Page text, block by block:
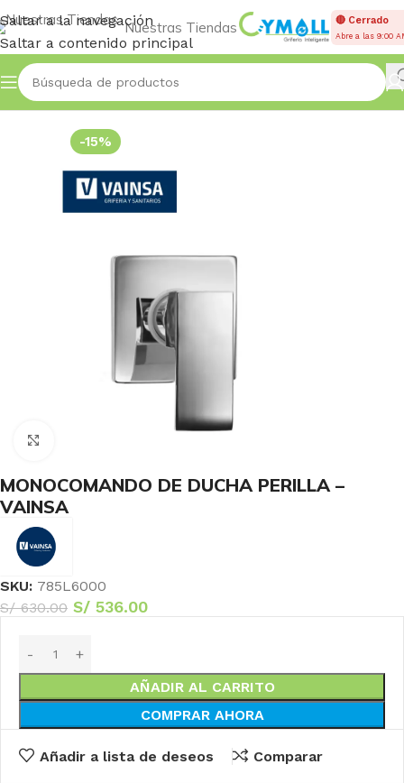
Saltar a la navegación
Saltar a contenido principal
Nuestras Tiendas 🔴 Cerrado
Abre a las 9:00
Inicio Accessories
-15%
MONOCOMANDO DE DUCHA PERILLA –
VAINSA
SKU: 785L6000
S/630.00 S/ 536.00
AÑADIR AL CARRITO
COMPRAR AHORA
Añadir a lista de deseos Comparar